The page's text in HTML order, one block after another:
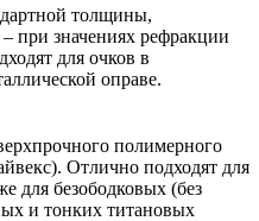
толщины,
при значениях рефракции
для очков в
оправе.
полимерного
Отлично подходят для
для безободковых (без
и тонких титановых